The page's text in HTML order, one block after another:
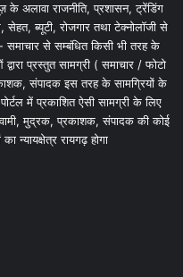
के अलावा राजनीति, प्रशासन, ट्रेंडिंग
ब्यूटी, रोजगार तथा टेक्नोलॉजी से
से सम्बंधित किसी भी तरह के
प्रस्तुत सामग्री ( समाचार / फोटो
संपादक इस तरह के सामग्रियों के
में प्रकाशित ऐसी सामग्री के लिए
मुद्रक, प्रकाशक, संपादक की कोई
का न्यायक्षेत्र रायगढ़ होगा